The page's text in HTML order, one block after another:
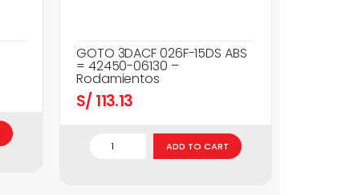
GOTO 3DACF 026F-15DS ABS
= 42450-06130 –
Rodamientos
S/ 113.13
ADD TO CART